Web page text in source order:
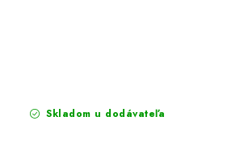
Skladom u dodávateľa